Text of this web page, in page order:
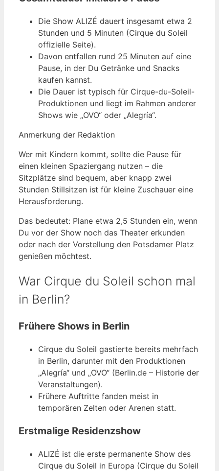
Die Show ALIZÉ dauert insgesamt etwa 2
Stunden und 5 Minuten (Cirque du Soleil
offizielle Seite).
Davon entfallen rund 25 Minuten auf eine
Pause, in der Du Getränke und Snacks
kaufen kannst.
Die Dauer ist typisch für Cirque-du-Soleil-
Produktionen und liegt im Rahmen anderer
Shows wie „OVO“ oder „Alegría“.
Anmerkung der Redaktion
Wer mit Kindern kommt, sollte die Pause für
einen kleinen Spaziergang nutzen – die
Sitzplätze sind bequem, aber knapp zwei
Stunden Stillsitzen ist für kleine Zuschauer eine
Herausforderung.
Das bedeutet: Plane etwa 2,5 Stunden ein, wenn
Du vor der Show noch das Theater erkunden
oder nach der Vorstellung den Potsdamer Platz
genießen möchtest.
War Cirque du Soleil schon mal
in Berlin?
Frühere Shows in Berlin
Cirque du Soleil gastierte bereits mehrfach
in Berlin, darunter mit den Produktionen
„Alegría“ und „OVO“ (Berlin.de – Historie der
Veranstaltungen).
Frühere Auftritte fanden meist in
temporären Zelten oder Arenen statt.
Erstmalige Residenzshow
ALIZÉ ist die erste permanente Show des
Cirque du Soleil in Europa (Cirque du Soleil